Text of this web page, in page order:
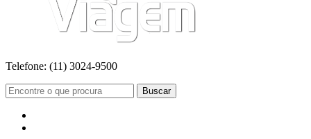
Telefone: (11) 3024-9500
Buscar